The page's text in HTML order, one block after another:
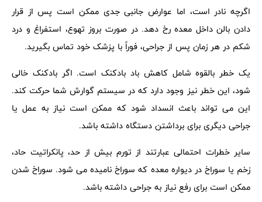
اگرچه نادر است، اما عوارض جانبی جدی ممکن است پس از قرار
دادن بالن داخل معده رخ دهد. در صورت بروز تهوع، استفراغ و درد
شکم در هر زمان پس از جراحی، فوراً با پزشک خود تماس بگیرید.
یک خطر بالقوه شامل کاهش باد بادکنک است. اگر بادکنک خالی
شود، این خطر نیز وجود دارد که در سیستم گوارش شما حرکت کند.
این می تواند باعث انسداد شود که ممکن است نیاز به عمل یا
جراحی دیگری برای برداشتن دستگاه داشته باشد.
سایر خطرات احتمالی عبارتند از تورم بیش از حد، پانکراتیت حاد،
زخم یا سوراخ در دیواره معده که سوراخ نامیده می شود. سوراخ شدن
ممکن است برای رفع نیاز به جراحی داشته باشد.